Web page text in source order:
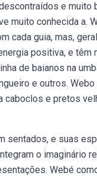
e muito
muito conhecida a.
cada guia, mas,
positiva, e têm
de baianos na
e outros.
caboclos e pretos
sentados, e suas
o imaginário
Webé